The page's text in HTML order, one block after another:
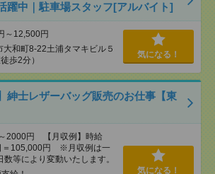
躍中｜駐車場スタッフ[アルバイト]
～12,500円
大和町8-22土浦タマキビル５
歩2分）
気になる！
紳士レザーバッグ販売のお仕事【東
2000円 【月収例】時給
＝105,000円 ※月収例は一
等により変動いたします。
気になる！